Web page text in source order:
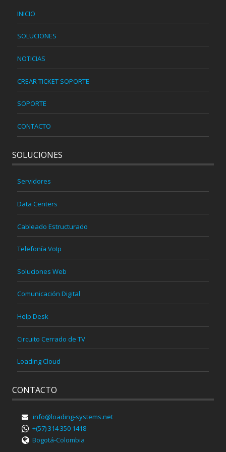
INICIO
SOLUCIONES
NOTICIAS
CREAR TICKET SOPORTE
SOPORTE
CONTACTO
SOLUCIONES
Servidores
Data Centers
Cableado Estructurado
Telefonía VoIp
Soluciones Web
Comunicación Digital
Help Desk
Circuito Cerrado de TV
Loading Cloud
CONTACTO
info@loading-systems.net
+(57) 314 350 1418
Bogotá-Colombia